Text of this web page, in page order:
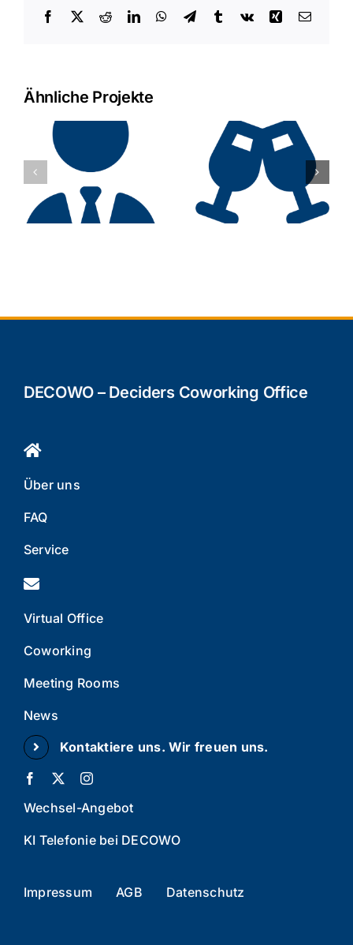
Facebook
X RedditLinkedInWhatsApp
TelegramTumblrVk Xing E-
Ähnliche Projekte
Feiern,
Flexibel
bleiben
Meeting
direkt
Flughafen
DECOWO – Deciders Coworking Office
Über uns
FAQ
Service
Virtual Office
Coworking
Meeting Rooms
News
Kontaktiere uns. Wir freuen uns.
Wechsel-Angebot
KI Telefonie bei DECOWO
Impressum AGB Datenschutz